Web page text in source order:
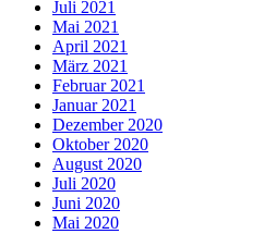
Juli 2021
Mai 2021
April 2021
März 2021
Februar 2021
Januar 2021
Dezember 2020
Oktober 2020
August 2020
Juli 2020
Juni 2020
Mai 2020